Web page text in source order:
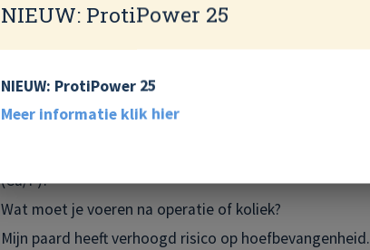
Hoe kan ik mijn paard dikker krijgen zonder dat hij te fel
wordt?
Hoe belangrijk is eiwit in paardenvoer? Welke paarden
(Ca/P)?
Wat moet je voeren na operatie of koliek?
Mijn paard heeft verhoogd risico op hoefbevangenheid.
NIEUW: ProtiPower 25
NIEUW: ProtiPower 25
Meer informatie klik hier